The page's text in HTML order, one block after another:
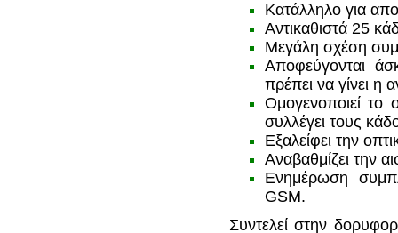
Κατάλληλο για
Αντικαθιστά 25
Μεγάλη σχέση
Αποφεύγονται
πρέπει να γίνει η
Ομογενοποιεί το
συλλέγει τους
Εξαλείφει την
Αναβαθμίζει την
Ενημέρωση
GSM.
Συντελεί στην